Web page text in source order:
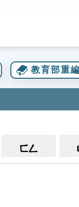
教育部重
ㄈㄥ